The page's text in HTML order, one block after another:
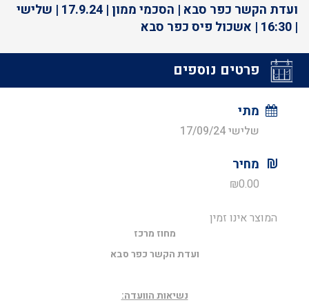
ועדת הקשר כפר סבא | הסכמי ממון | 17.9.24 | שלישי
| 16:30 | אשכול פיס כפר סבא
פרטים נוספים
מתי
שלישי 17/09/24
מחיר
₪0.00
המוצר אינו זמין
מחוז מרכז
ועדת הקשר כפר סבא
נשיאות הוועדה: